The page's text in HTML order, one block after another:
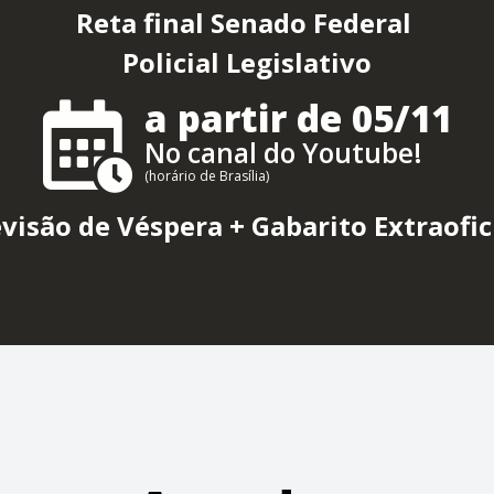
Reta final Senado Federal
Policial Legislativo
a partir de 05/11
No canal do Youtube!
(horário de Brasília)
de Véspera + Gabarito